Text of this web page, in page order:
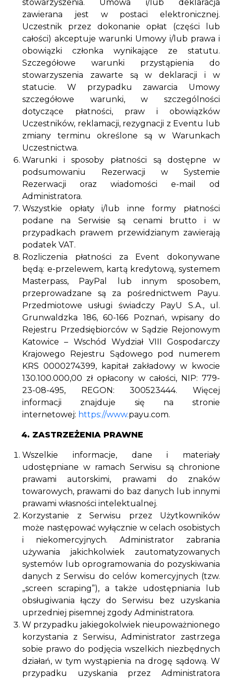
stowarzyszenia. Umowa i/lub deklaracja
zawierana jest w postaci elektronicznej.
Uczestnik przez dokonanie opłat (części lub
całości) akceptuje warunki Umowy i/lub prawa i
obowiązki członka wynikające ze statutu.
Szczegółowe warunki przystąpienia do
stowarzyszenia zawarte są w deklaracji i w
statucie. W przypadku zawarcia Umowy
szczegółowe warunki, w szczególności
dotyczące płatności, praw i obowiązków
Uczestników, reklamacji, rezygnacji z Eventu lub
zmiany terminu określone są w Warunkach
Uczestnictwa.
Warunki i sposoby płatności są dostępne w
podsumowaniu Rezerwacji w Systemie
Rezerwacji oraz wiadomości e-mail od
Administratora.
Wszystkie opłaty i/lub inne formy płatności
podane na Serwisie są cenami brutto i w
przypadkach prawem przewidzianym zawierają
podatek VAT.
Rozliczenia płatności za Event dokonywane
będą: e-przelewem, kartą kredytową, systemem
Masterpass, PayPal lub innym sposobem,
przeprowadzane są za pośrednictwem Payu.
Przedmiotowe usługi świadczy PayU S.A., ul.
Grunwaldzka 186, 60-166 Poznań, wpisany do
Rejestru Przedsiębiorców w Sądzie Rejonowym
Katowice – Wschód Wydział VIII Gospodarczy
Krajowego Rejestru Sądowego pod numerem
KRS 0000274399, kapitał zakładowy w kwocie
130.100.000,00 zł opłacony w całości, NIP: 779-
23-08-495, REGON: 300523444. Więcej
informacji znajduje się na stronie
internetowej: https://www.payu.com.
4. ZASTRZEŻENIA PRAWNE
Wszelkie informacje, dane i materiały
udostępniane w ramach Serwisu są chronione
prawami autorskimi, prawami do znaków
towarowych, prawami do baz danych lub innymi
prawami własności intelektualnej.
Korzystanie z Serwisu przez Użytkowników
może następować wyłącznie w celach osobistych
i niekomercyjnych. Administrator zabrania
używania jakichkolwiek zautomatyzowanych
systemów lub oprogramowania do pozyskiwania
danych z Serwisu do celów komercyjnych (tzw.
„screen scraping”), a także udostępniania lub
obsługiwania łączy do Serwisu bez uzyskania
uprzedniej pisemnej zgody Administratora.
W przypadku jakiegokolwiek nieupoważnionego
korzystania z Serwisu, Administrator zastrzega
sobie prawo do podjęcia wszelkich niezbędnych
działań, w tym wystąpienia na drogę sądową. W
przypadku uzyskania przez Administratora